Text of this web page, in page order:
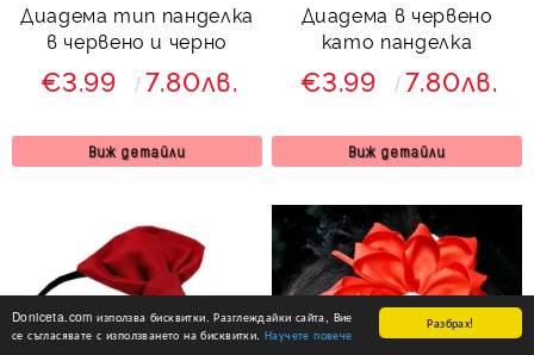
Разбрах!
Doniceta.com използва бисквитки. Разглеждайки сайта, Вие
се съгласявате с използването на бисквитки. Научете повече
Диадема тип панделка
в червено и черно
€3.99 7.80лв.
Виж детайли
Диадема в червено
като панделка
€3.99 7.80лв.
Виж детайли